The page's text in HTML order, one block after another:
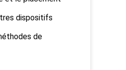
dispositifs
de